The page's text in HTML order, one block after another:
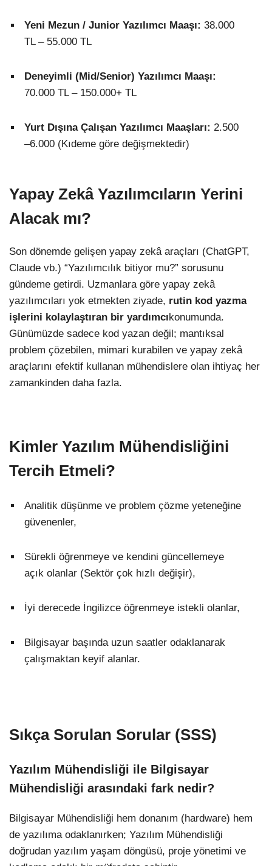
Yeni Mezun / Junior Yazılımcı Maaşı: 38.000
TL – 55.000 TL
Deneyimli (Mid/Senior) Yazılımcı Maaşı:
70.000 TL – 150.000+ TL
Yurt Dışına Çalışan Yazılımcı Maaşları: 2.500
–6.000 (Kıdeme göre değişmektedir)
Yapay Zekâ Yazılımcıların Yerini
Alacak mı?
Son dönemde gelişen yapay zekâ araçları (ChatGPT,
Claude vb.) “Yazılımcılık bitiyor mu?” sorusunu
gündeme getirdi. Uzmanlara göre yapay zekâ
yazılımcıları yok etmekten ziyade, rutin kod yazma
işlerini kolaylaştıran bir yardımcıkonumunda.
Günümüzde sadece kod yazan değil; mantıksal
problem çözebilen, mimari kurabilen ve yapay zekâ
araçlarını efektif kullanan mühendislere olan ihtiyaç her
zamankinden daha fazla.
Kimler Yazılım Mühendisliğini
Tercih Etmeli?
Analitik düşünme ve problem çözme yeteneğine
güvenenler,
Sürekli öğrenmeye ve kendini güncellemeye
açık olanlar (Sektör çok hızlı değişir),
İyi derecede İngilizce öğrenmeye istekli olanlar,
Bilgisayar başında uzun saatler odaklanarak
çalışmaktan keyif alanlar.
Sıkça Sorulan Sorular (SSS)
Yazılım Mühendisliği ile Bilgisayar
Mühendisliği arasındaki fark nedir?
Bilgisayar Mühendisliği hem donanım (hardware) hem
de yazılıma odaklanırken; Yazılım Mühendisliği
doğrudan yazılım yaşam döngüsü, proje yönetimi ve